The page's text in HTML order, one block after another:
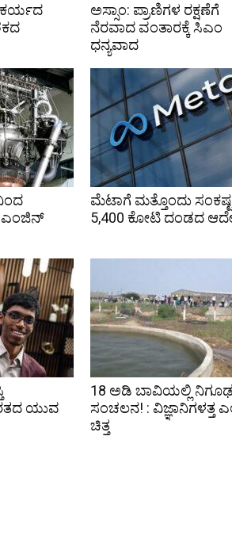
ಅಸ್ಸಾಂ: ಪ್ರಾಣಿಗಳ ರಕ್ಷಣೆಗೆ
ನೆರವಾದ ವಂತಾರಕ್ಕೆ ಸಿಎಂ
ಧನ್ಯವಾದ
ಎಂಜಿನ್
ಮೆಟಾಗೆ ಮತ್ತೊಂದು
₹5,400 ಕೋಟಿ ದಂಡದ
ಯುವ
18 ಅಡಿ ಬಾವಿಯಲ್ಲಿ ನಿಗೂಢ
ಸಂಚಲನ! : ವಿಜ್ಞಾನಿಗಳತ್ತ
ಚಿತ್ತ